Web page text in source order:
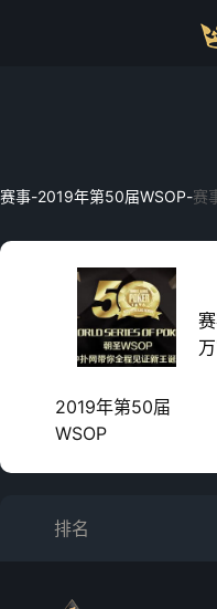
赛事-2019年第50届WSOP-赛
2019年第50届
WSOP
排名